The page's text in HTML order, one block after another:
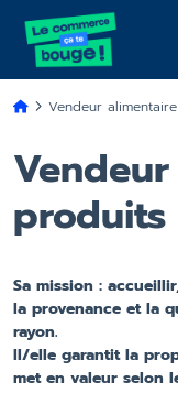
Vendeur
Sa mission :
la provenance et la
rayon.
Il/elle garantit la
met en valeur selon